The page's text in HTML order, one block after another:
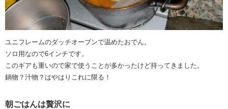
ユニフレームのダッチオーブンで温めたおでん。
ソロ用なので6インチです。
このギアも重いので家で使うことが多かったけど持ってきました。
鍋物？汁物？はやはりこれに限る！
朝ごはんは贅沢に